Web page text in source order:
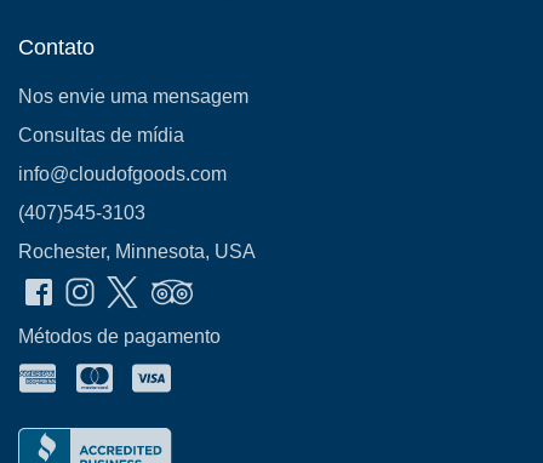
Contato
Nos envie uma mensagem
Consultas de mídia
info@cloudofgoods.com
(407)545-3103
Rochester, Minnesota, USA
Métodos de pagamento